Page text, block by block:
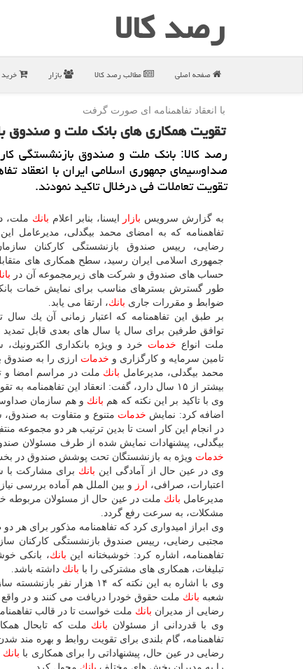
رصد كالا
صفحه اصلی مطالب رصد كالا بازار خرید
با انعقاد تفاهمنامه ای صورت گرفت
تقویت همكاری های بانك ملت و صندوق
رصد كالا: بانك ملت و صندوق بازنشستگی
صداوسیمای جمهوری اسلامی ایران با انعقاد
تقویت تعاملات فی درخلال تاكید نمودند.
به گزارش سرویس بازار ایسنا، بنابر اعلام بانك ملت،
تفاهمنامه كه به امضای محمد بیگدلی، مدیرعامل این
رضایی، رییس صندوق بازنشستگی كاركنان
جمهوری اسلامی ایران رسید، سطح همكاری های
حساب های صندوق و شركت های زیرمجموعه آن در
طور گسترش بسترهای مناسب برای نمایش خمات
ضوابط و مقررات جاری بانك، ارتقا می یابد.
بر طبق این تفاهمنامه كه اعتبار زمانی آن یك سال
توافق طرفین برای سال یا سال های بعدی قابل تمدید
ملت انواع خدمات خرد و ویژه بانكداری الكترونیك،
تامین سرمایه و كارگزاری و خدمات ارزی را به
محمد بیگدلی، مدیرعامل بانك ملت در مراسم امضا و
بیشتر از ۱۵ سال دارد، گفت: انعقاد این تفاهمنامه به تقویت این تعاملات كمك می نماید.
وی با تاكید بر این نكته كه هم بانك و هم سازمان
اضافه كرد: نمایش خدمات متنوع و متفاوت به
در انجام این كار است تا بدین ترتیب هر دو مجموعه
بیگدلی، پیشنهادات نمایش شده از طرف مسئولان
خدمات ویژه به بازنشستگان تحت پوشش صندوق در
وی در عین حال از آمادگی این بانك برای مشاركت با
اعتبارات، صرافی،
ارز
و بین الملل هم آماده بررسی
مدیرعامل بانك ملت در عین حال از مسئولان مربوطه
مشكلات، به سرعت رفع گردد.
وی ابراز امیدواری كرد كه تفاهمنامه مذكور برای
مجتبی رضایی، رییس صندوق بازنشستگی كاركنان
تفاهمنامه، اشاره كرد: خوشبختانه این بانك، بانكی
تبلیغات، همكاری های مشتركی را با بانك داشته باشد.
شعبه بانك ملت حقوق خودرا دریافت می كنند و در واقع
رضایی از مدیران بانك ملت خواست تا در قالب
وی با قدردانی از مسئولان بانك ملت كه تابحال
تفاهمنامه، گام بلندی برای تقویت روابط و بهره
رضایی در عین حال، پیشنهاداتی را برای همكاری با بانك